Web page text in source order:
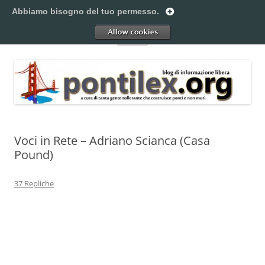
al
Pontilex
Menu
Voci in Rete – Adriano Scianca (Casa
Pound)
37 Repliche
Abbiamo bisogno del tuo permesso.